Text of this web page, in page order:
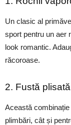
Un clasic al
sport pentru un aer
look romantic.
răcoroase.
2. Fustă
Această
plimbări, cât și